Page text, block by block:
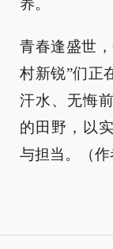
青春逢盛世
村新锐”们正
汗水、无悔
的田野，以
与担当。（作